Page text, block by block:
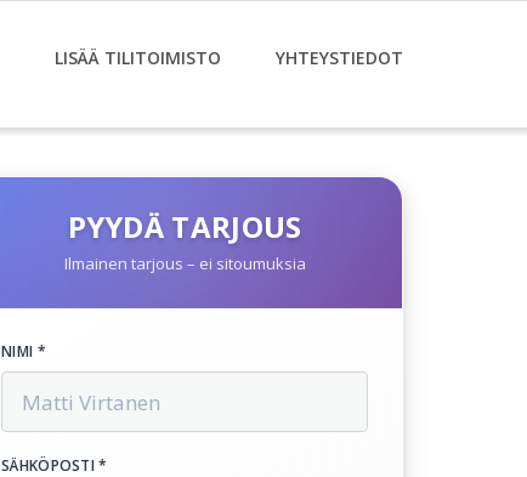
LISÄÄ TILITOIMISTO YHTEYSTIEDOT
PYYDÄ TARJOUS
Ilmainen tarjous – ei sitoumuksia
NIMI *
SÄHKÖPOSTI *